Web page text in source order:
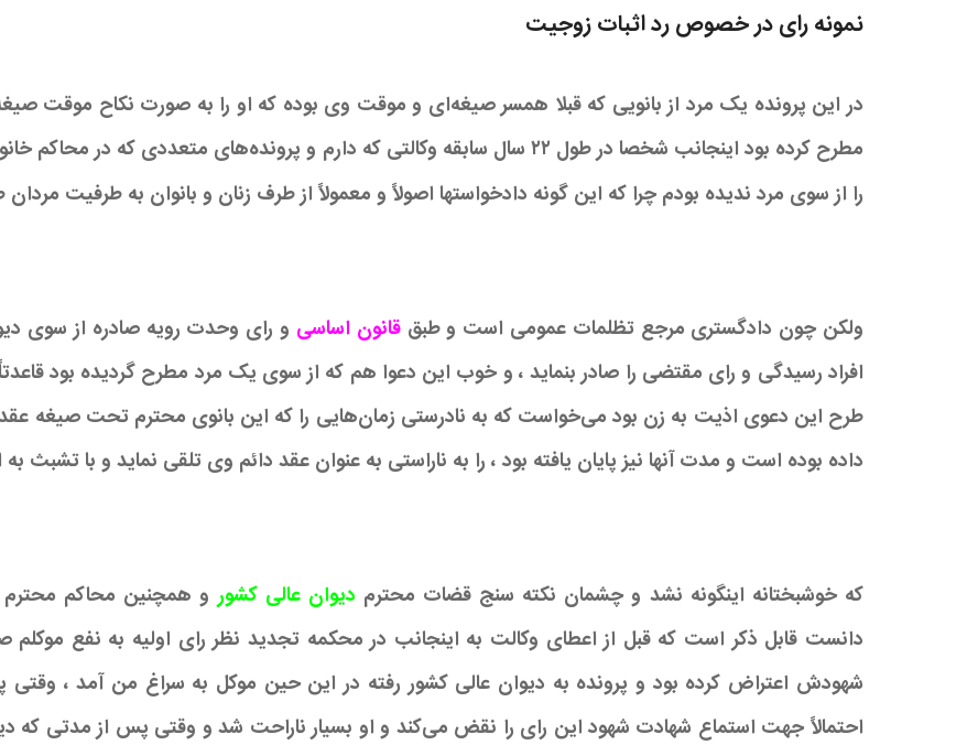
نمونه رای در خصوص رد اثبات زوجیت
در این پرونده یک مرد از بانویی که قبلا همسر صیغه‌ای و موقت وی بوده که او را به صورت نکاح موقت
مطرح کرده بود اینجانب شخصا در طول ۲۲ سال سابقه وکالتی که دارم و پرونده‌های
را از سوی مرد ندیده بودم چرا که این گونه دادخواستها اصولاً و معمولاً از طرف زنان و بانوان به طرفیت
ولکن چون دادگستری مرجع تظلمات عمومی است و طبققانون اساسی و رای وحدت رویه صادره از سوی
افراد رسیدگی و رای مقتضی را صادر بنماید ، و خوب این دعوا هم که از سوی یک مرد مطرح گردیده بود
طرح این دعوی اذیت به زن بود می‌خواست که به نادرستی زمان‌هایی را که این بانوی محترم تحت صیغه
داده بوده است و مدت آنها نیز پایان یافته بود ، را به ناراستی به عنوان عقد دائم وی تلقی نماید و با تشبث
که خوشبختانه اینگونه نشد و چشمان نکته سنج قضات محترم دیوان عالی کشور و همچنین محاکم
دانست قابل ذکر است که قبل از اعطای وکالت به اینجانب در محکمه تجدید نظر رای اولیه به نفع
شهودش اعتراض کرده بود و پرونده به دیوان عالی کشور رفته در این حین موکل به سراغ من آمد ، وقتی
احتمالاً جهت استماع شهادت شهود این رای را نقض می‌کند و او بسیار ناراحت شد و وقتی پس از مدتی که